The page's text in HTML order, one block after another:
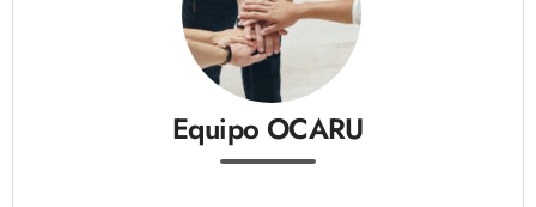
Equipo OCARU